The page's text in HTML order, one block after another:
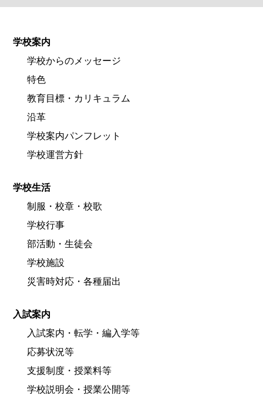
学校案内
学校からのメッセージ
特色
教育目標・カリキュラム
沿革
学校案内パンフレット
学校運営方針
学校生活
制服・校章・校歌
学校行事
部活動・生徒会
学校施設
災害時対応・各種届出
入試案内
入試案内・転学・編入学等
応募状況等
支援制度・授業料等
学校説明会・授業公開等